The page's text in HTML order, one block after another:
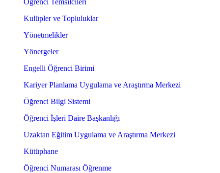
Öğrenci Temsilcileri
Kulüpler ve Topluluklar
Yönetmelikler
Yönergeler
Engelli Öğrenci Birimi
Kariyer Planlama Uygulama ve Araştırma Merkezi
Öğrenci Bilgi Sistemi
Öğrenci İşleri Daire Başkanlığı
Uzaktan Eğitim Uygulama ve Araştırma Merkezi
Kütüphane
Öğrenci Numarası Öğrenme